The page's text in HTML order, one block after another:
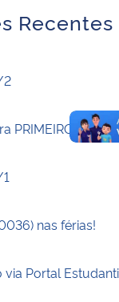
Recentes
2
PRIMEIRO
nas férias!
via Portal